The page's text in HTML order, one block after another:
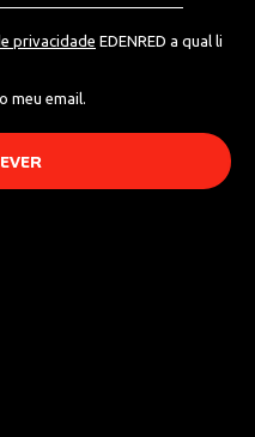
privacidade EDENRED a qual li
meu email.